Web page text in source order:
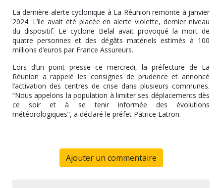
La dernière alerte cyclonique à La Réunion remonte à janvier
2024. L’île avait été placée en alerte violette, dernier niveau
du dispositif. Le cyclone Belal avait provoqué la mort de
quatre personnes et des dégâts matériels estimés à 100
millions d’euros par France Assureurs.
Lors d’un point presse ce mercredi, la préfecture de La
Réunion a rappelé les consignes de prudence et annoncé
l’activation des centres de crise dans plusieurs communes.
“Nous appelons la population à limiter ses déplacements dès
ce soir et à se tenir informée des évolutions
météorologiques”, a déclaré le préfet Patrice Latron.
Ajouter un commentaire